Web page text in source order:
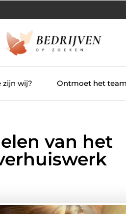
zijn wij? Ontmoet het team
van het